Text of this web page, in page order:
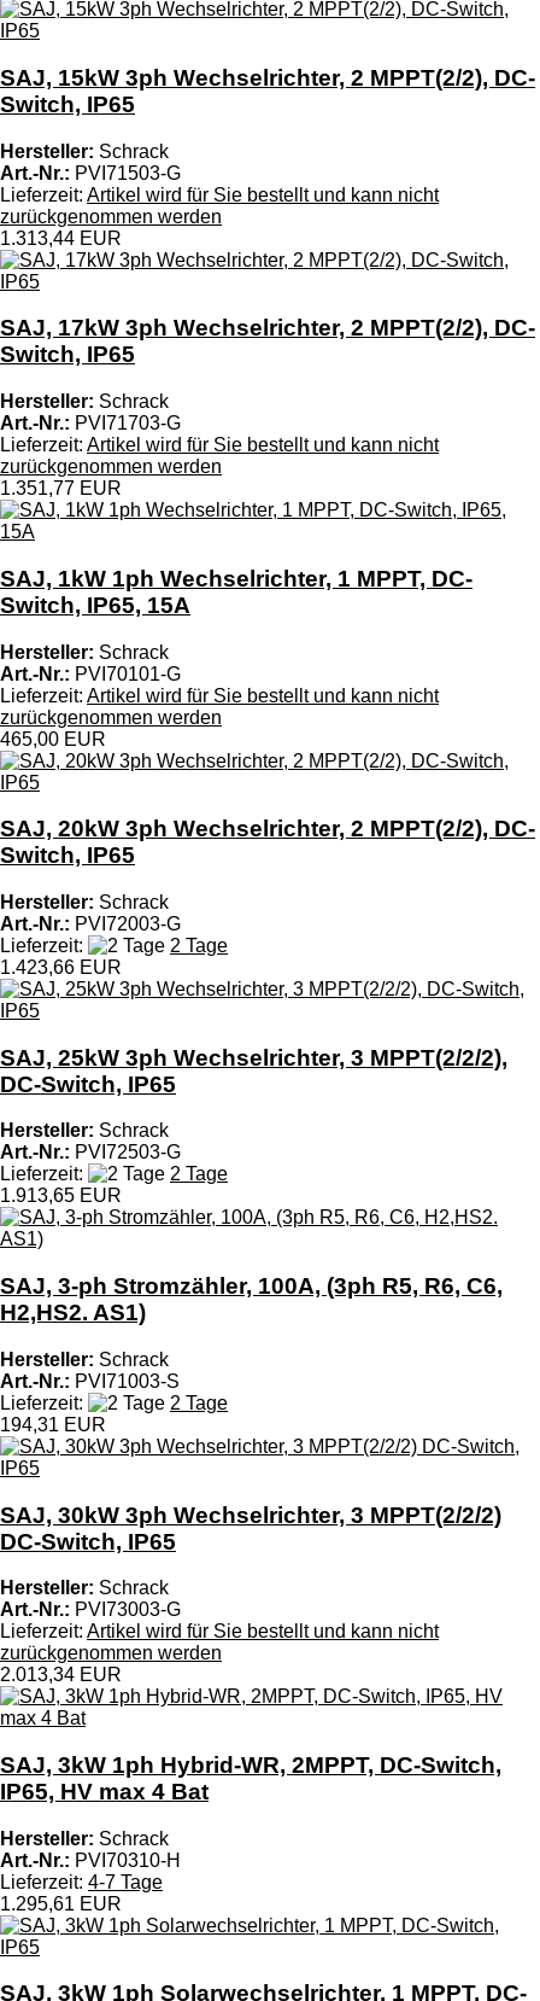
SAJ, 15kW 3ph Wechselrichter, 2 MPPT(2/2), DC-
Switch, IP65
Hersteller: Schrack
Art.-Nr.: PVI71503-G
Lieferzeit: Artikel wird für Sie bestellt und kann nicht
zurückgenommen werden
1.313,44 EUR
SAJ, 17kW 3ph Wechselrichter, 2 MPPT(2/2), DC-
Switch, IP65
Hersteller: Schrack
Art.-Nr.: PVI71703-G
Lieferzeit: Artikel wird für Sie bestellt und kann nicht
zurückgenommen werden
1.351,77 EUR
SAJ, 1kW 1ph Wechselrichter, 1 MPPT, DC-
Switch, IP65, 15A
Hersteller: Schrack
Art.-Nr.: PVI70101-G
Lieferzeit: Artikel wird für Sie bestellt und kann nicht
zurückgenommen werden
465,00 EUR
SAJ, 20kW 3ph Wechselrichter, 2 MPPT(2/2), DC-
Switch, IP65
Hersteller: Schrack
Art.-Nr.: PVI72003-G
Lieferzeit:
2 Tage
1.423,66 EUR
SAJ, 25kW 3ph Wechselrichter, 3 MPPT(2/2/2),
DC-Switch, IP65
Hersteller: Schrack
Art.-Nr.: PVI72503-G
Lieferzeit:
2 Tage
1.913,65 EUR
SAJ, 3-ph Stromzähler, 100A, (3ph R5, R6, C6,
H2,HS2. AS1)
Hersteller: Schrack
Art.-Nr.: PVI71003-S
Lieferzeit:
2 Tage
194,31 EUR
SAJ, 30kW 3ph Wechselrichter, 3 MPPT(2/2/2)
DC-Switch, IP65
Hersteller: Schrack
Art.-Nr.: PVI73003-G
Lieferzeit: Artikel wird für Sie bestellt und kann nicht
zurückgenommen werden
2.013,34 EUR
SAJ, 3kW 1ph Hybrid-WR, 2MPPT, DC-Switch,
IP65, HV max 4 Bat
Hersteller: Schrack
Art.-Nr.: PVI70310-H
Lieferzeit: 4-7 Tage
1.295,61 EUR
SAJ, 3kW 1ph Solarwechselrichter, 1 MPPT, DC-